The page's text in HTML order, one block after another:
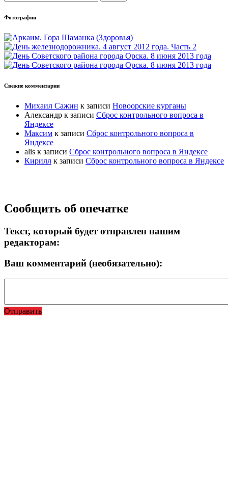
Фотографии
Свежие комментарии
Михаил Сажин к записи Новоорские курганы
Александр к записи Сброс контрольного вопроса в
Яндексе
Максим к записи Сброс контрольного вопроса в
Яндексе
alis к записи Сброс контрольного вопроса в Яндексе
Кирилл к записи Сброс контрольного вопроса в Яндексе
Прокрутка
вверх
Сообщить об опечатке
Текст, который будет отправлен нашим
редакторам:
Ваш комментарий (необязательно):
Отправить